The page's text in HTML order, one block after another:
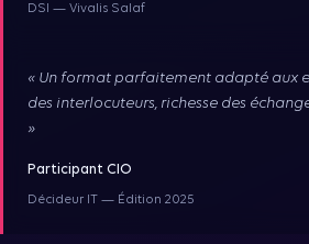
DSI — Vivalis Salaf
« Un format parfaitement adapté aux
des interlocuteurs, richesse des
»
Participant CIO
Décideur IT — Édition 2025